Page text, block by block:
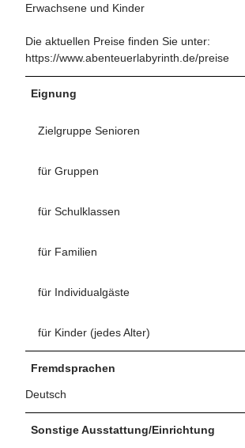
Erwachsene und Kinder
Die aktuellen Preise finden Sie unter:
https://www.abenteuerlabyrinth.de/preise
Eignung
Zielgruppe Senioren
für Gruppen
für Schulklassen
für Familien
für Individualgäste
für Kinder (jedes Alter)
Fremdsprachen
Deutsch
Sonstige Ausstattung/Einrichtung